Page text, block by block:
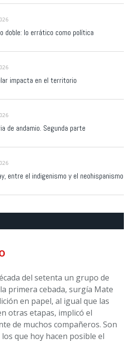
doble: lo errático como política
impacta en el territorio
de andamio. Segunda parte
entre el indigenismo y el neohispanismo
del setenta un grupo de
primera cebada, surgía Mate
en papel, al igual que las
otras etapas, implicó el
de muchos compañeros. Son
que hoy hacen posible el